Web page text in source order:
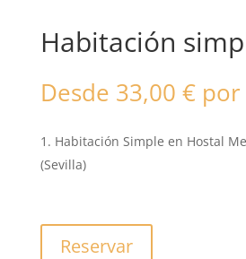
Habitación
Desde 33,00 €por
Habitación Simple en Hostal
(Sevilla)
Reservar